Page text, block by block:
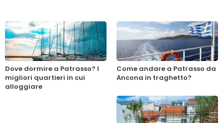
Dove dormire a Patrasso? I
migliori quartieri in cui
alloggiare
Come andare a Patrasso da
Ancona in traghetto?